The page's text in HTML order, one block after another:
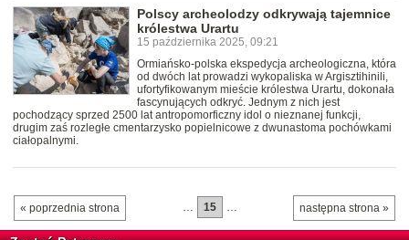
Polscy archeolodzy odkrywają tajemnice
królestwa Urartu
15 października 2025, 09:21
Ormiańsko-polska ekspedycja archeologiczna, która
od dwóch lat prowadzi wykopaliska w Argisztihinili,
ufortyfikowanym mieście królestwa Urartu, dokonała
fascynujących odkryć. Jednym z nich jest
pochodzący sprzed 2500 lat antropomorficzny idol o nieznanej funkcji,
drugim zaś rozległe cmentarzysko popielnicowe z dwunastoma pochówkami
ciałopalnymi.
« poprzednia strona następna strona »
… 15 …